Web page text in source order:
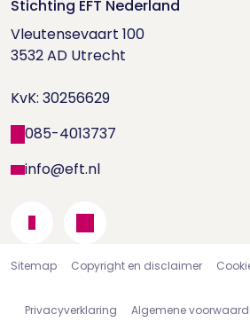
Doe de relatietest
Houd me Vast-bijeenkomsten
Trainingen
Supervisorenlijst
Nieuwsbrief ontvangen?
Wetenschappelijk onderzoek
Stichting EFT Nederland
Vleutensevaart 100
3532 AD Utrecht
KvK: 30256629
085-4013737
info@eft.nl
Sitemap Copyright en disclaimer
Privacyverklaring Algemene